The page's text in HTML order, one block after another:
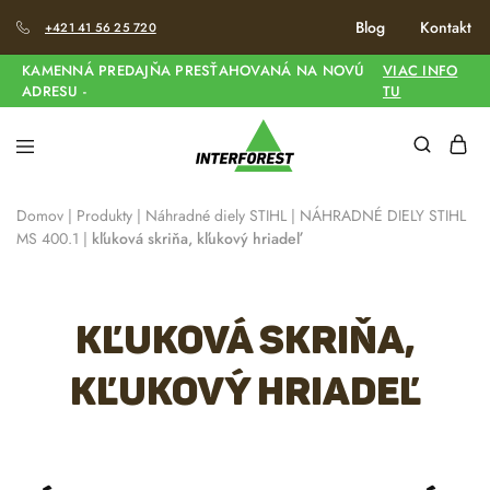
+421 41 56 25 720 Blog Kontakt
KAMENNÁ PREDAJŇA PRESŤAHOVANÁ NA NOVÚ
ADRESU -
VIAC INFO
TU
Domov | Produkty | Náhradné diely STIHL | NÁHRADNÉ DIELY STIHL
MS 400.1 | kľuková skriňa, kľukový hriadeľ
kľuková skriňa,
kľukový hriadeľ